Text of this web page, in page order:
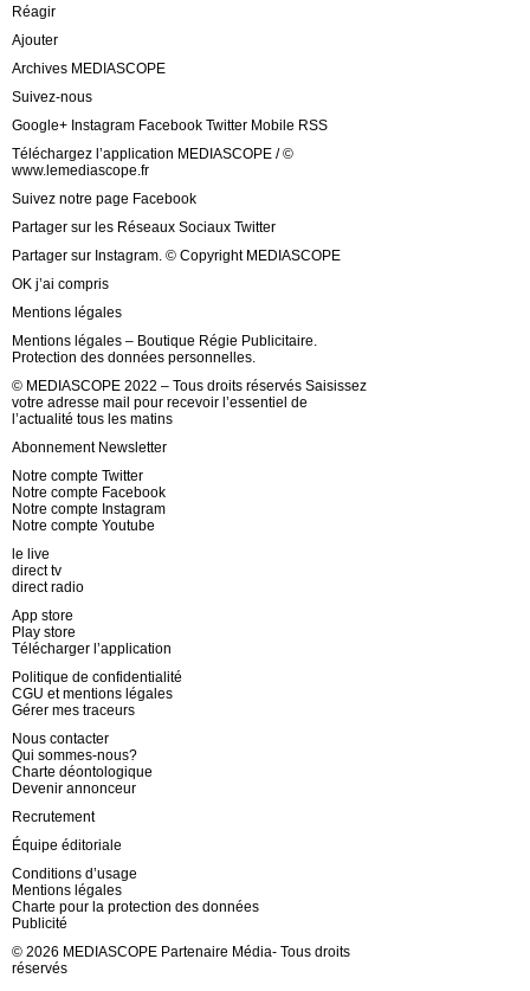
Réagir
Ajouter
Archives MEDIASCOPE
Suivez-nous
Google+ Instagram Facebook Twitter Mobile RSS
Téléchargez l’application MEDIASCOPE / ©
www.lemediascope.fr
Suivez notre page Facebook
Partager sur les Réseaux Sociaux Twitter
Partager sur Instagram. © Copyright MEDIASCOPE
OK j’ai compris
Mentions légales
Mentions légales – Boutique Régie Publicitaire.
Protection des données personnelles.
© MEDIASCOPE 2022 – Tous droits réservés Saisissez
votre adresse mail pour recevoir l’essentiel de
l’actualité tous les matins
Abonnement Newsletter
Notre compte Twitter
Notre compte Facebook
Notre compte Instagram
Notre compte Youtube
le live
direct tv
direct radio
App store
Play store
Télécharger l’application
Politique de confidentialité
CGU et mentions légales
Gérer mes traceurs
Nous contacter
Qui sommes-nous?
Charte déontologique
Devenir annonceur
Recrutement
Équipe éditoriale
Conditions d’usage
Mentions légales
Charte pour la protection des données
Publicité
© 2026 MEDIASCOPE Partenaire Média- Tous droits
réservés